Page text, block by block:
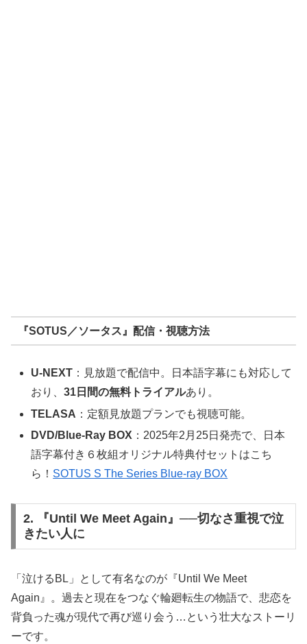
『SOTUS／ソータス』配信・視聴方法
U-NEXT ：見放題で配信中。日本語字幕にも対応して
おり、31日間の無料トライアルあり。
TELASA ：定額見放題プランでも視聴可能。
DVD/Blue-Ray BOX ：2025年2月25日発売で、日本
語字幕付き６枚組オリジナル特典付セットはこち
ら！ SOTUS S The Series Blue-ray BOX
2. 『Until We Meet Again』──切なさ重視で泣
きたい人に
「泣けるBL」として有名なのが『Until We Meet
Again』。過去と現在をつなぐ輪廻転生の物語で、悲恋を
背負った魂が現代で再び巡り会う…という壮大なストーリ
ーです。